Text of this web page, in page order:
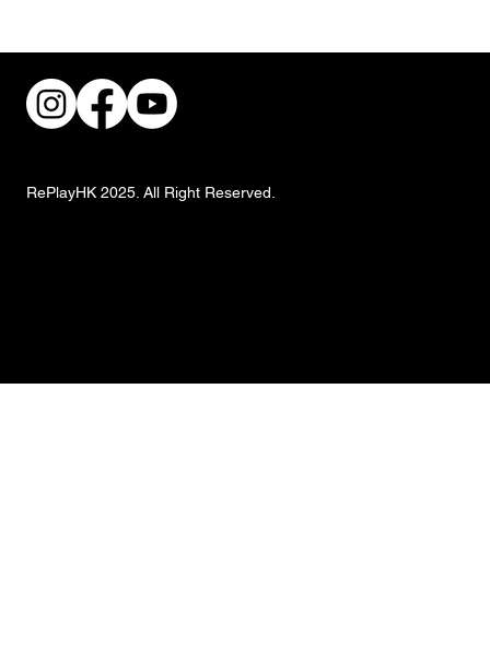
RePlayHK 2025. All Right Reserved.